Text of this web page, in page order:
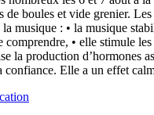
de boules et vide grenier.
musique : • la musique
comprendre, • elle stimule
la production d’hormones
confiance. Elle a un effet